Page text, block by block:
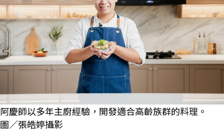
阿慶師以多年主廚經驗，開發適合高齡族群的料理。
圖／張皓婷攝影